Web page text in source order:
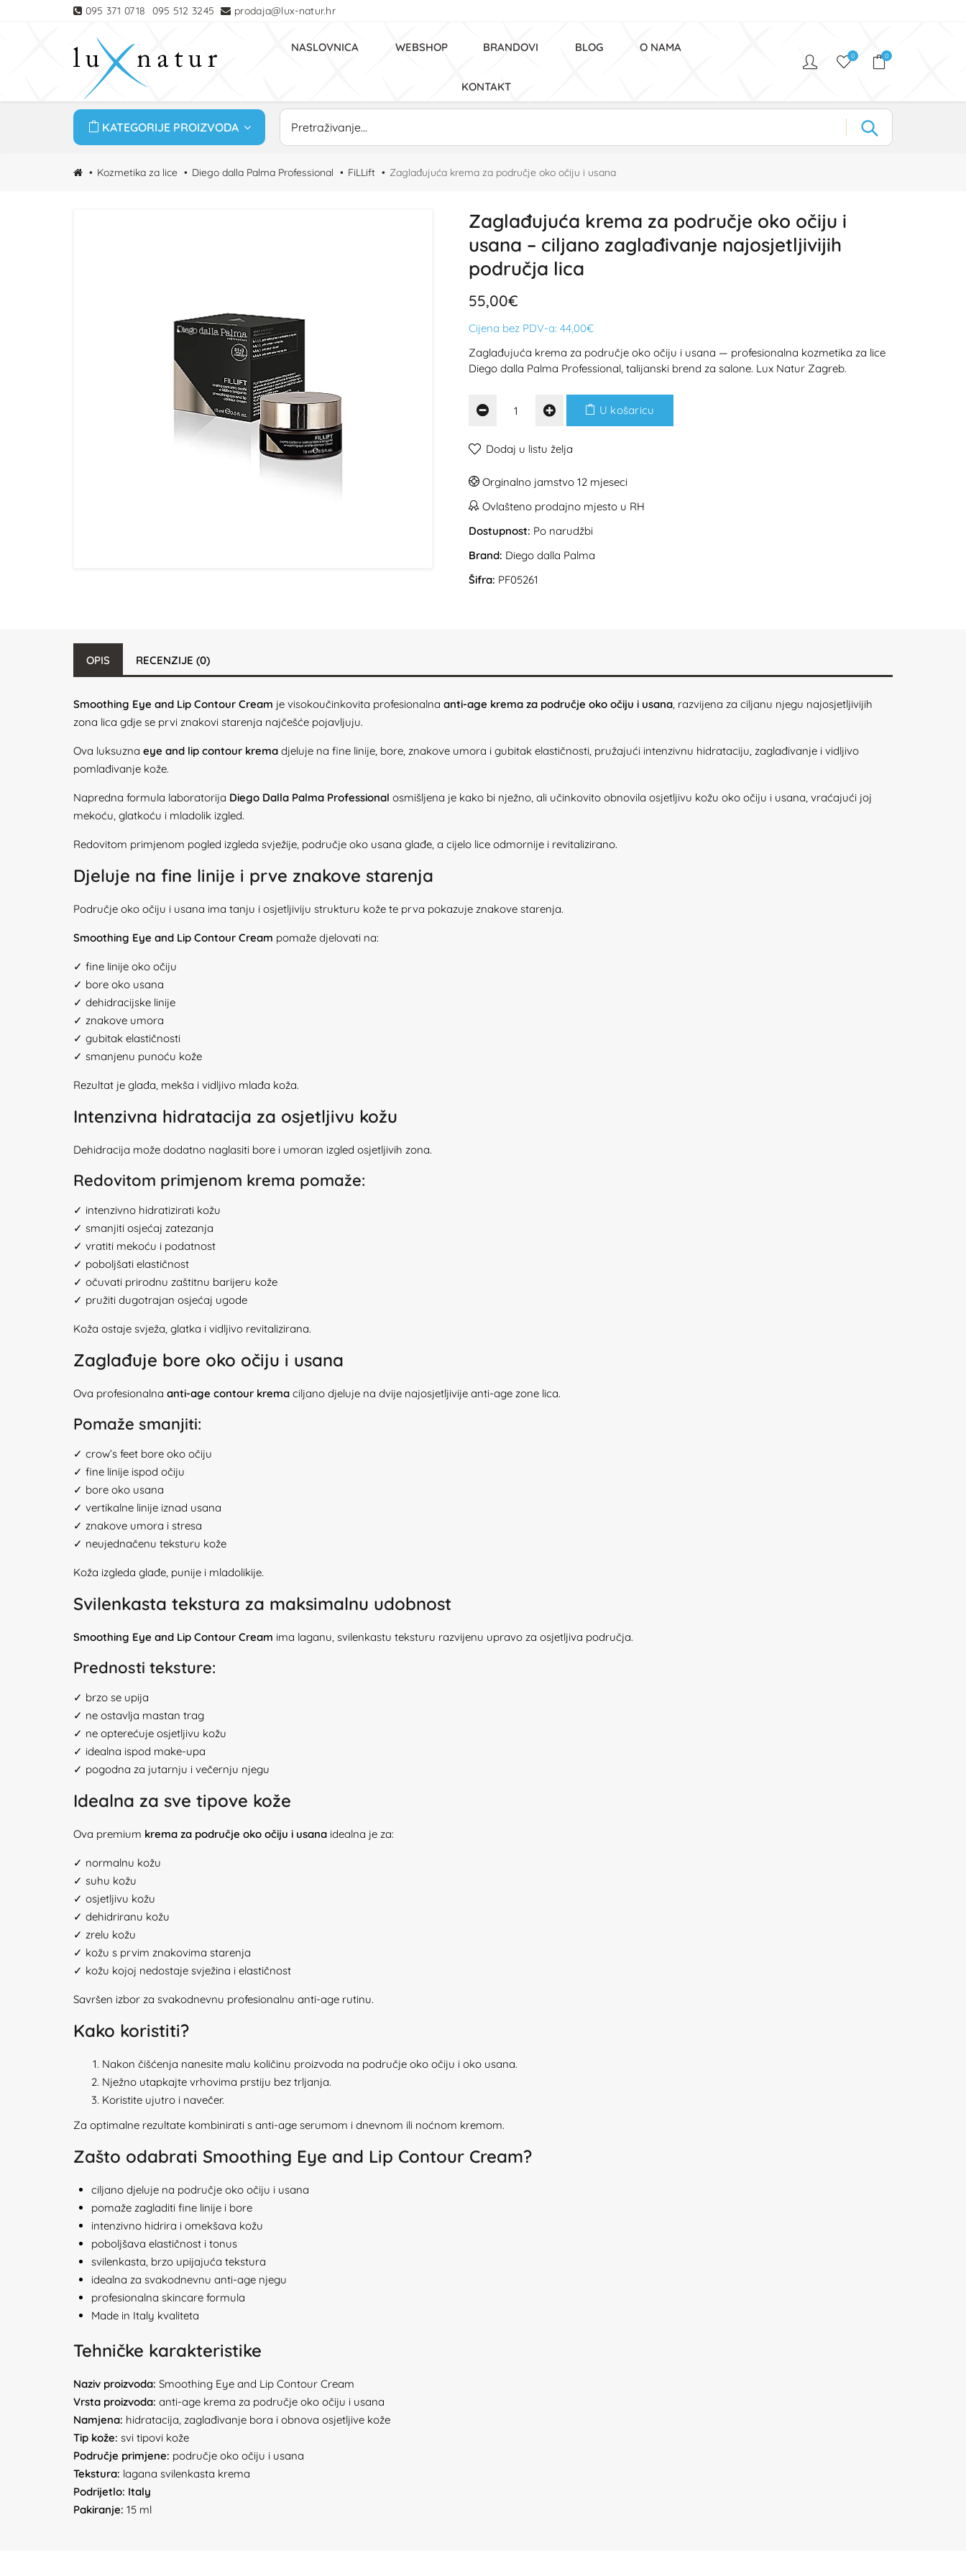
095 371 0718 095 512 3245 prodaja@lux-natur.hr
NASLOVNICA WEBSHOP BRANDOVI BLOG O NAMA
KONTAKT
0 0
KATEGORIJE PROIZVODA
Kozmetika za lice Diego dalla Palma Professional FiLLift Zaglađujuća krema za područje oko očiju i usana
Zaglađujuća krema za područje oko očiju i
usana – ciljano zaglađivanje najosjetljivijih
područja lica
55,00€
Cijena bez PDV-a: 44,00€
Zaglađujuća krema za područje oko očiju i usana — profesionalna kozmetika za lice
Diego dalla Palma Professional, talijanski brend za salone. Lux Natur Zagreb.
U košaricu
Dodaj u listu želja
Orginalno jamstvo 12 mjeseci
Ovlašteno prodajno mjesto u RH
Dostupnost: Po narudžbi
Brand: Diego dalla Palma
Šifra: PF05261
OPIS RECENZIJE (0)
Smoothing Eye and Lip Contour Cream je visokoučinkovita profesionalna anti-age krema za područje oko očiju i usana, razvijena za ciljanu njegu najosjetljivijih
zona lica gdje se prvi znakovi starenja najčešće pojavljuju.
Ova luksuzna eye and lip contour krema djeluje na fine linije, bore, znakove umora i gubitak elastičnosti, pružajući intenzivnu hidrataciju, zaglađivanje i vidljivo
pomlađivanje kože.
Napredna formula laboratorija Diego Dalla Palma Professional osmišljena je kako bi nježno, ali učinkovito obnovila osjetljivu kožu oko očiju i usana, vraćajući joj
mekoću, glatkoću i mladolik izgled.
Redovitom primjenom pogled izgleda svježije, područje oko usana glađe, a cijelo lice odmornije i revitalizirano.
Djeluje na fine linije i prve znakove starenja
Područje oko očiju i usana ima tanju i osjetljiviju strukturu kože te prva pokazuje znakove starenja.
Smoothing Eye and Lip Contour Cream pomaže djelovati na:
✓ fine linije oko očiju
✓ bore oko usana
✓ dehidracijske linije
✓ znakove umora
✓ gubitak elastičnosti
✓ smanjenu punoću kože
Rezultat je glađa, mekša i vidljivo mlađa koža.
Intenzivna hidratacija za osjetljivu kožu
Dehidracija može dodatno naglasiti bore i umoran izgled osjetljivih zona.
Redovitom primjenom krema pomaže:
✓ intenzivno hidratizirati kožu
✓ smanjiti osjećaj zatezanja
✓ vratiti mekoću i podatnost
✓ poboljšati elastičnost
✓ očuvati prirodnu zaštitnu barijeru kože
✓ pružiti dugotrajan osjećaj ugode
Koža ostaje svježa, glatka i vidljivo revitalizirana.
Zaglađuje bore oko očiju i usana
Ova profesionalna anti-age contour krema ciljano djeluje na dvije najosjetljivije anti-age zone lica.
Pomaže smanjiti:
✓ crow’s feet bore oko očiju
✓ fine linije ispod očiju
✓ bore oko usana
✓ vertikalne linije iznad usana
✓ znakove umora i stresa
✓ neujednačenu teksturu kože
Koža izgleda glađe, punije i mladolikije.
Svilenkasta tekstura za maksimalnu udobnost
Smoothing Eye and Lip Contour Cream ima laganu, svilenkastu teksturu razvijenu upravo za osjetljiva područja.
Prednosti teksture:
✓ brzo se upija
✓ ne ostavlja mastan trag
✓ ne opterećuje osjetljivu kožu
✓ idealna ispod make-upa
✓ pogodna za jutarnju i večernju njegu
Idealna za sve tipove kože
Ova premium krema za područje oko očiju i usana idealna je za:
✓ normalnu kožu
✓ suhu kožu
✓ osjetljivu kožu
✓ dehidriranu kožu
✓ zrelu kožu
✓ kožu s prvim znakovima starenja
✓ kožu kojoj nedostaje svježina i elastičnost
Savršen izbor za svakodnevnu profesionalnu anti-age rutinu.
Kako koristiti?
Nakon čišćenja nanesite malu količinu proizvoda na područje oko očiju i oko usana.
Nježno utapkajte vrhovima prstiju bez trljanja.
Koristite ujutro i navečer.
Za optimalne rezultate kombinirati s anti-age serumom i dnevnom ili noćnom kremom.
Zašto odabrati Smoothing Eye and Lip Contour Cream?
ciljano djeluje na područje oko očiju i usana
pomaže zagladiti fine linije i bore
intenzivno hidrira i omekšava kožu
poboljšava elastičnost i tonus
svilenkasta, brzo upijajuća tekstura
idealna za svakodnevnu anti-age njegu
profesionalna skincare formula
Made in Italy kvaliteta
Tehničke karakteristike
Naziv proizvoda: Smoothing Eye and Lip Contour Cream
Vrsta proizvoda: anti-age krema za područje oko očiju i usana
Namjena: hidratacija, zaglađivanje bora i obnova osjetljive kože
Tip kože: svi tipovi kože
Područje primjene: područje oko očiju i usana
Tekstura: lagana svilenkasta krema
Podrijetlo: Italy
Pakiranje: 15 ml